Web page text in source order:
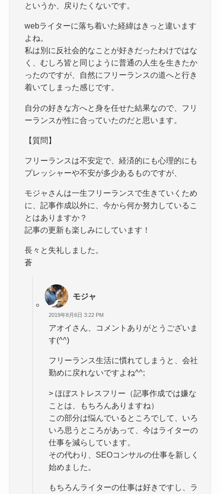
というか、戻りたくないです。
webライターに落ち着いた経緯はきっと違います
よね。
私は別に反社会的なことが好きだったわけではな
く、むしろ皆と同じように普通の人生を生きたか
ったのですが、自然にフリーランスの道へと行き
着いてしまった感じです。
自分の好きな方へと身を任せた結果なので、フリ
ーランスが性に合っていたのだと思います。
【質問】
フリーランスは不安定で、経済的にも心理的にも
プレッシャーや不安が多少あるものですが、
モジャさんは一生フリーランスで生きていくため
に、記事作成以外に、今から何か努力しているこ
とはありますか？
記事の更新も楽しみにしています！
長々と失礼しました。
蒼
モジャ
2019年8月6日 3:22 PM
アオイさん、コメントありがとうございま
す(^^)
フリーランス生活に慣れてしまうと、会社
勤めに戻れないですよね^^;
> ほぼストレスフリー（記事作成では嫌な
ことは、もちろんありますね）
この部分は悩んでいるところでして、いろ
いろ思うところがあって、今はライターの
仕事を減らしています。
その代わり、SEOコンサルの仕事を新しく
始めました。
もちろんライターの仕事は好きですし、ラ